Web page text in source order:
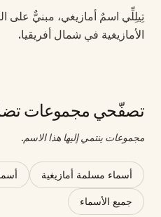
تِيلِلِّي اسمٌ أمازيغي، مبنيٌّ على
الأمازيغية في شمال أفريقيا.
تصفّحي مجموعات
مجموعات ينتمي إليها هذا الاسم.
أسماء مسلمة أمازيغية
جميع الأسماء